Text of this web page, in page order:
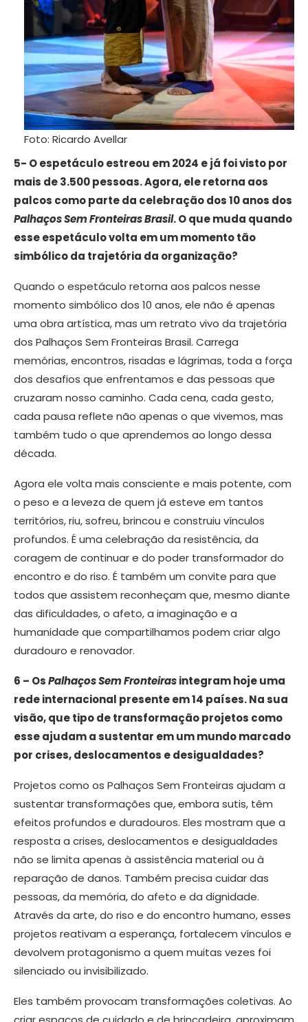
Foto: Ricardo Avellar
5- O espetáculo estreou em 2024 e já foi visto por
mais de 3.500 pessoas. Agora, ele retorna aos
palcos como parte da celebração dos 10 anos dos
Palhaços Sem Fronteiras Brasil. O que muda quando
esse espetáculo volta em um momento tão
simbólico da trajetória da organização?
Quando o espetáculo retorna aos palcos nesse
momento simbólico dos 10 anos, ele não é apenas
uma obra artística, mas um retrato vivo da trajetória
dos Palhaços Sem Fronteiras Brasil. Carrega
memórias, encontros, risadas e lágrimas, toda a força
dos desafios que enfrentamos e das pessoas que
cruzaram nosso caminho. Cada cena, cada gesto,
cada pausa reflete não apenas o que vivemos, mas
também tudo o que aprendemos ao longo dessa
década.
Agora ele volta mais consciente e mais potente, com
o peso e a leveza de quem já esteve em tantos
territórios, riu, sofreu, brincou e construiu vínculos
profundos. É uma celebração da resistência, da
coragem de continuar e do poder transformador do
encontro e do riso. É também um convite para que
todos que assistem reconheçam que, mesmo diante
das dificuldades, o afeto, a imaginação e a
humanidade que compartilhamos podem criar algo
duradouro e renovador.
6 – OsPalhaços Sem Fronteirasintegram hoje uma
rede internacional presente em 14 países. Na sua
visão, que tipo de transformação projetos como
esse ajudam a sustentar em um mundo marcado
por crises, deslocamentos e desigualdades?
Projetos como os Palhaços Sem Fronteiras ajudam a
sustentar transformações que, embora sutis, têm
efeitos profundos e duradouros. Eles mostram que a
resposta a crises, deslocamentos e desigualdades
não se limita apenas à assistência material ou à
reparação de danos. Também precisa cuidar das
pessoas, da memória, do afeto e da dignidade.
Através da arte, do riso e do encontro humano, esses
projetos reativam a esperança, fortalecem vínculos e
devolvem protagonismo a quem muitas vezes foi
silenciado ou invisibilizado.
Eles também provocam transformações coletivas. Ao